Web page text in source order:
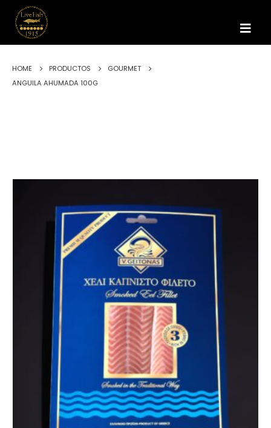
HOME PRODUCTOS
GOURMET
ANGUILA AHUMADA 100G